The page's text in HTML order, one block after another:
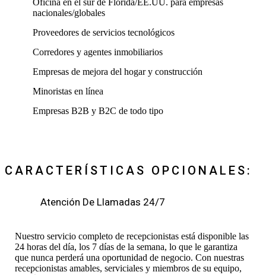
Oficina en el sur de Florida/EE.UU. para empresas
nacionales/globales
Proveedores de servicios tecnológicos
Corredores y agentes inmobiliarios
Empresas de mejora del hogar y construcción
Minoristas en línea
Empresas B2B y B2C de todo tipo
CARACTERÍSTICAS OPCIONALES:
Atención De Llamadas 24/7
Nuestro servicio completo de recepcionistas está disponible las
24 horas del día, los 7 días de la semana, lo que le garantiza
que nunca perderá una oportunidad de negocio. Con nuestras
recepcionistas amables, serviciales y miembros de su equipo,